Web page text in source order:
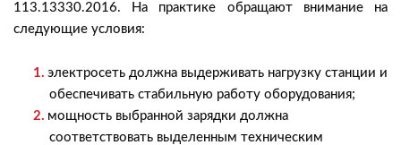
113.13330.2016. На практике обращают внимание на
следующие условия:
электросеть должна выдерживать нагрузку станции и
обеспечивать стабильную работу оборудования;
мощность выбранной зарядки должна
соответствовать выделенным техническим